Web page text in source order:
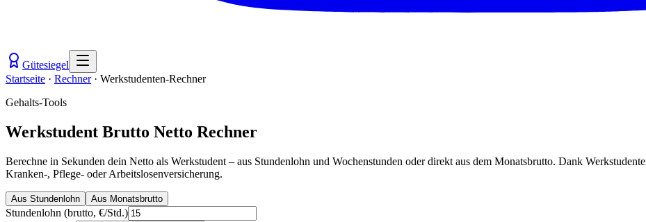
Gütesiegel
Startseite · Rechner · Werkstudenten-Rechner
Gehalts-Tools
Werkstudent Brutto Netto Rechner
Berechne in Sekunden dein Netto als Werkstudent – aus Stundenlohn und Wochenstunden oder direkt aus dem Monatsbrutto. Dank
Kranken-, Pflege- oder Arbeitslosenversicherung.
Aus Stundenlohn Aus Monatsbrutto
Stundenlohn (brutto, €/Std.)